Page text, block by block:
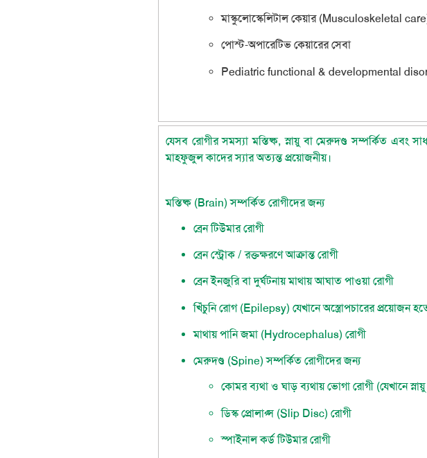
মাস্কুলোস্কেলিটাল কেয়ার (Musculoskeletal
পোস্ট-অপারেটিভ কেয়ারের সেবা
Pediatric functional & developmental
যেসব রোগীর সমস্যা মস্তিষ্ক, স্নায়ু বা মেরুদণ্ড সম্পর্কিত এবং
মাহফুজুল কাদের স্যার অত্যন্ত প্রয়োজনীয়।
মস্তিষ্ক (Brain) সম্পর্কিত রোগীদের জন্য
ব্রেন টিউমার রোগী
ব্রেন স্ট্রোক / রক্তক্ষরণে আক্রান্ত রোগী
ব্রেন ইনজুরি বা দুর্ঘটনায় মাথায় আঘাত পাওয়া রোগী
খিঁচুনি রোগ (Epilepsy) যেখানে অস্ত্রোপচারের প্রয়োজন
মাথায় পানি জমা (Hydrocephalus) রোগী
মেরুদণ্ড (Spine) সম্পর্কিত রোগীদের জন্য
কোমর ব্যথা ও ঘাড় ব্যথায় ভোগা রোগী (যেখানে স্নায়ু
ডিস্ক প্রোলাপ্স (Slip Disc) রোগী
স্পাইনাল কর্ড টিউমার রোগী